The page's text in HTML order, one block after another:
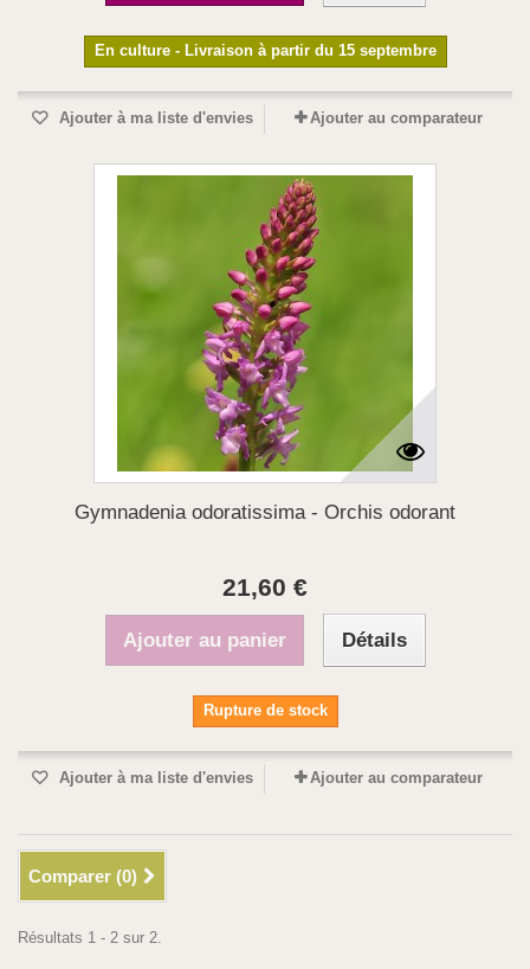
En culture - Livraison à partir du 15 septembre
Ajouter à ma liste d'envies Ajouter au comparateur
Gymnadenia odoratissima - Orchis odorant
21,60 €
Ajouter au panier Détails
Rupture de stock
Ajouter à ma liste d'envies Ajouter au comparateur
Comparer (0)
Résultats 1 - 2 sur 2.